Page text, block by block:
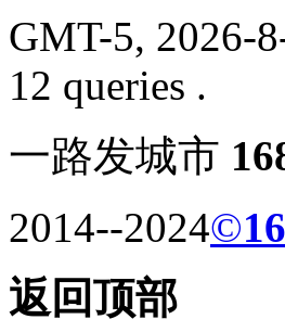
GMT-5, 2026-
12 queries .
一路发城市
2014--2024©
返回顶部